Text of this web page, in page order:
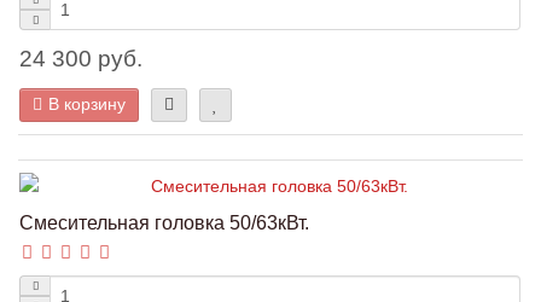
24 300 руб.
В корзину
Смесительная головка 50/63кВт.